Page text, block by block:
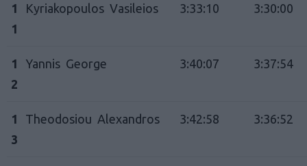
1
1
Kyriakopoulos Vasileios 3:33:10 3:30:00
1
2
Yannis George 3:40:07 3:37:54
1
3
Theodosiou Alexandros 3:42:58 3:36:52